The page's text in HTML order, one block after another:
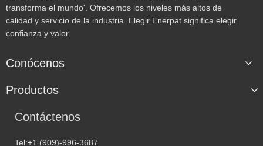
transforma el mundo'. Ofrecemos los niveles más altos de
calidad y servicio de la industria. Elegir Enerpat significa elegir
confianza y valor.
Conócenos
Productos
Contáctenos
Tel:+1 (909)-996-3687